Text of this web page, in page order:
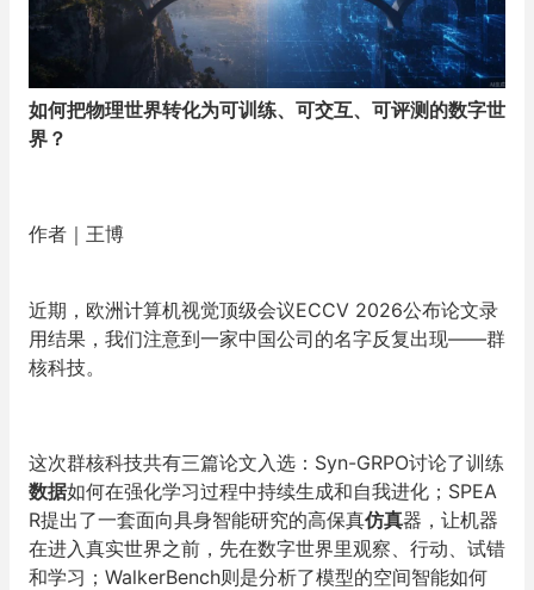
如何把物理世界转化为可训练、可交互、可评测的数字世
界？
作者｜王博
近期，欧洲计算机视觉顶级会议ECCV 2026公布论文录
用结果，我们注意到一家中国公司的名字反复出现——群
核科技。
这次群核科技共有三篇论文入选：Syn-GRPO讨论了训练
数据如何在强化学习过程中持续生成和自我进化；SPEA
R提出了一套面向具身智能研究的高保真仿真器，让机器
在进入真实世界之前，先在数字世界里观察、行动、试错
和学习；WalkerBench则是分析了模型的空间智能如何